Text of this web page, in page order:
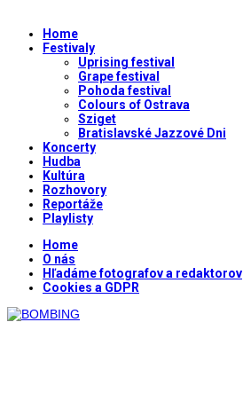
Home
Festivaly
Uprising festival
Grape festival
Pohoda festival
Colours of Ostrava
Sziget
Bratislavské Jazzové Dni
Koncerty
Hudba
Kultúra
Rozhovory
Reportáže
Playlisty
Home
O nás
Hľadáme fotografov a redaktorov
Cookies a GDPR